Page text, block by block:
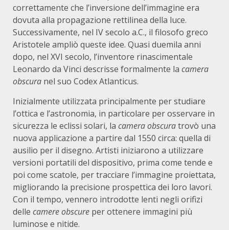
correttamente che l’inversione dell’immagine era
dovuta alla propagazione rettilinea della luce.
Successivamente, nel IV secolo a.C., il filosofo greco
Aristotele ampliò queste idee. Quasi duemila anni
dopo, nel XVI secolo, l’inventore rinascimentale
Leonardo da Vinci descrisse formalmente la camera
obscura nel suo Codex Atlanticus.
Inizialmente utilizzata principalmente per studiare
l’ottica e l’astronomia, in particolare per osservare in
sicurezza le eclissi solari, la camera obscuratrovò una
nuova applicazione a partire dal 1550 circa: quella di
ausilio per il disegno. Artisti iniziarono a utilizzare
versioni portatili del dispositivo, prima come tende e
poi come scatole, per tracciare l’immagine proiettata,
migliorando la precisione prospettica dei loro lavori.
Con il tempo, vennero introdotte lenti negli orifizi
delle camere obscure per ottenere immagini più
luminose e nitide.